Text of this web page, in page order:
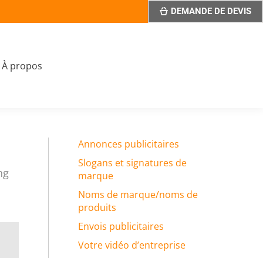
DEMANDE DE DEVIS
À propos
Annonces publicitaires
Slogans et signatures de
marque
Noms de marque/noms de
produits
Envois publicitaires
Votre vidéo d’entreprise